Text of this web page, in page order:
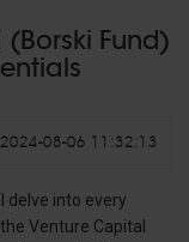
Fund)
2024-08-06 11:32:13
delve into every
Venture Capital